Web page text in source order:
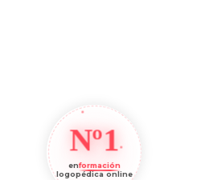
Nº1
enformación
logopédica online